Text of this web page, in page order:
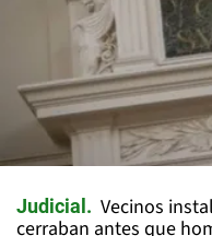
Judicial
Vecinos
cerraban antes que